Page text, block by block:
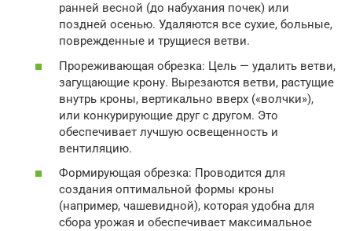
ранней весной (до набухания почек) или
поздней осенью. Удаляются все сухие, больные,
поврежденные и трущиеся ветви.
Прореживающая обрезка: Цель — удалить ветви,
загущающие крону. Вырезаются ветви, растущие
внутрь кроны, вертикально вверх («волчки»),
или конкурирующие друг с другом. Это
обеспечивает лучшую освещенность и
вентиляцию.
Формирующая обрезка: Проводится для
создания оптимальной формы кроны
(например, чашевидной), которая удобна для
сбора урожая и обеспечивает максимальное